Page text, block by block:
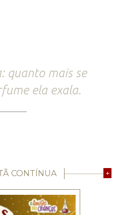
quanto mais se
ela exala.
CONTÍNUA +